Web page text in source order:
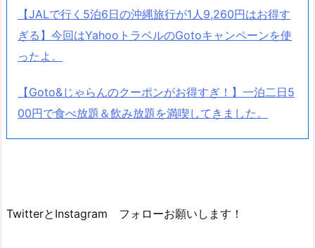
【JALで行く5泊6日の沖縄旅行が1人9,260円はお得す
ぎる】今回はYahooトラベルのGotoキャンペーンを使
ったよ。
【Goto&じゃらんのクーポンがお得すぎ！】一泊二日5
00円で食べ放題＆飲み放題を満喫してきました。
TwitterとInstagram フォローお願いします！